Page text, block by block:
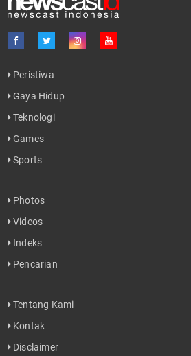
Peristiwa
Gaya Hidup
Teknologi
Games
Sports
Photos
Videos
Indeks
Pencarian
Tentang Kami
Kontak
Disclaimer